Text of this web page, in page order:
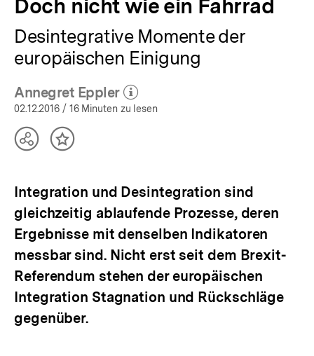
Doch nicht wie ein Fahrrad
Desintegrative Momente der
europäischen Einigung
Annegret Eppler
(Mehr zum Autor)
öffnen
02.12.2016 / 16 Minuten zu lesen
TeilenInhalt
Integration und Desintegration sind
gleichzeitig ablaufende Prozesse, deren
Ergebnisse mit denselben Indikatoren
messbar sind. Nicht erst seit dem Brexit-
Referendum stehen der europäischen
Integration Stagnation und Rückschläge
gegenüber.